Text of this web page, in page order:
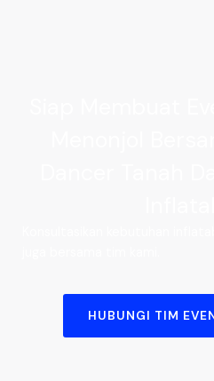
HUBUNGI TIM